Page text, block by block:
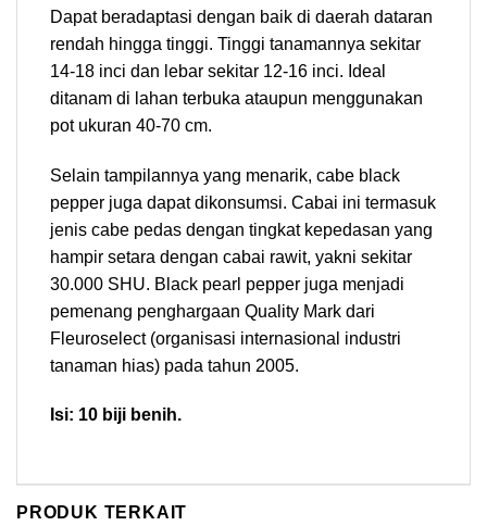
Dapat beradaptasi dengan baik di daerah dataran
rendah hingga tinggi. Tinggi tanamannya sekitar
14-18 inci dan lebar sekitar 12-16 inci. Ideal
ditanam di lahan terbuka ataupun menggunakan
pot ukuran 40-70 cm.
Selain tampilannya yang menarik, cabe black
pepper juga dapat dikonsumsi. Cabai ini termasuk
jenis cabe pedas dengan tingkat kepedasan yang
hampir setara dengan cabai rawit, yakni sekitar
30.000 SHU. Black pearl pepper juga menjadi
pemenang penghargaan Quality Mark dari
Fleuroselect (organisasi internasional industri
tanaman hias) pada tahun 2005.
Isi: 10 biji benih.
PRODUK TERKAIT